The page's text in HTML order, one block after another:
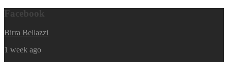
Facebook
Birra Bellazzi
1 week ago